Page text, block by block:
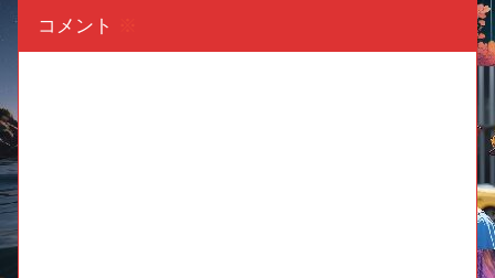
コメント